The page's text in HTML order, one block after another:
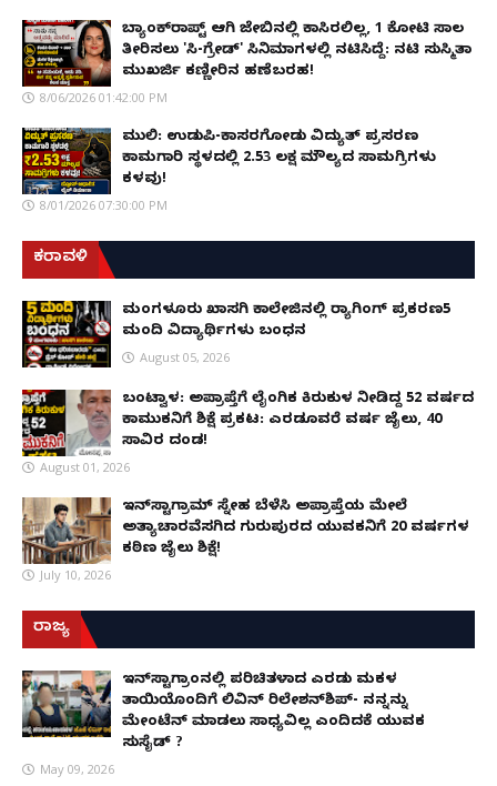
ಬ್ಯಾಂಕ್‌ರಾಪ್ಟ್‌ ಆಗಿ ಜೇಬಿನಲ್ಲಿ ಕಾಸಿರಲಿಲ್ಲ, ₹1 ಕೋಟಿ ಸಾಲ
ತೀರಿಸಲು 'ಸಿ-ಗ್ರೇಡ್' ಸಿನಿಮಾಗಳಲ್ಲಿ ನಟಿಸಿದ್ದೆ: ನಟಿ ಸುಸ್ಮಿತಾ
ಮುಖರ್ಜಿ ಕಣ್ಣೀರಿನ ಹಣೆಬರಹ!
8/06/2026 01:42:00 PM
ಮುಲ್ಕಿ: ಉಡುಪಿ-ಕಾಸರಗೋಡು ವಿದ್ಯುತ್ ಪ್ರಸರಣ
ಕಾಮಗಾರಿ ಸ್ಥಳದಲ್ಲಿ ₹2.53 ಲಕ್ಷ ಮೌಲ್ಯದ ಸಾಮಗ್ರಿಗಳು
ಕಳವು!
8/01/2026 07:30:00 PM
ಕರಾವಳಿ
ಮಂಗಳೂರು ಖಾಸಗಿ ಕಾಲೇಜಿನಲ್ಲಿ ರ‌್ಯಾಗಿಂಗ್ ಪ್ರಕರಣ5
ಮಂದಿ ವಿದ್ಯಾರ್ಥಿಗಳು ಬಂಧನ
August 05, 2026
ಬಂಟ್ವಾಳ: ಅಪ್ರಾಪ್ತೆಗೆ ಲೈಂಗಿಕ ಕಿರುಕುಳ ನೀಡಿದ್ದ 52 ವರ್ಷದ
ಕಾಮುಕನಿಗೆ ಶಿಕ್ಷೆ ಪ್ರಕಟ: ಎರಡೂವರೆ ವರ್ಷ ಜೈಲು, ₹40
ಸಾವಿರ ದಂಡ!
August 01, 2026
ಇನ್‌ಸ್ಟಾಗ್ರಾಮ್ ಸ್ನೇಹ ಬೆಳೆಸಿ ಅಪ್ರಾಪ್ತೆಯ ಮೇಲೆ
ಅತ್ಯಾಚಾರವೆಸಗಿದ ಗುರುಪುರದ ಯುವಕನಿಗೆ 20 ವರ್ಷಗಳ
ಕಠಿಣ ಜೈಲು ಶಿಕ್ಷೆ!
July 10, 2026
ರಾಜ್ಯ
ಇನ್​ಸ್ಟಾಗ್ರಾಂನಲ್ಲಿ ಪರಿಚಿತಳಾದ ಎರಡು ಮಕ್ಕಳ
ತಾಯಿಯೊಂದಿಗೆ ಲಿವಿನ್ ರಿಲೇಶನ್​ಶಿಪ್- ನನ್ನನ್ನು
ಮೇಂಟೆನ್ ಮಾಡಲು ಸಾಧ್ಯವಿಲ್ಲ ಎಂದಿದಕ್ಕೆ ಯುವಕ
ಸುಸೈಡ್ ?
May 09, 2026